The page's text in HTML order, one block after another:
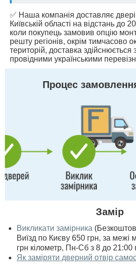
✅ Наша компанія доставляє
Київській області на відстань до
коли покупець замовив опцію
решту регіонів, окрім тимчасово
територій, доставка здійснюється
провідними українськими
Процес
Замір
Викликати замірника
Виїзд по Києву 650 грн, за межі
грн кілометр, Пн-Сб з 8 до 21:00
Як заміряти дверний отвір